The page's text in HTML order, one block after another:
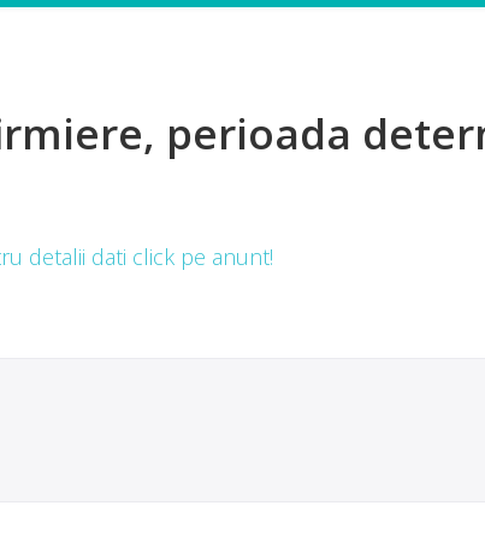
perioada
detalii dati click pe anunt!